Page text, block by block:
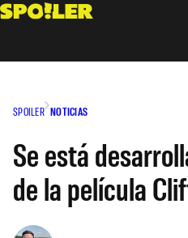
SPOILER NOTICIAS
Se está
de la película